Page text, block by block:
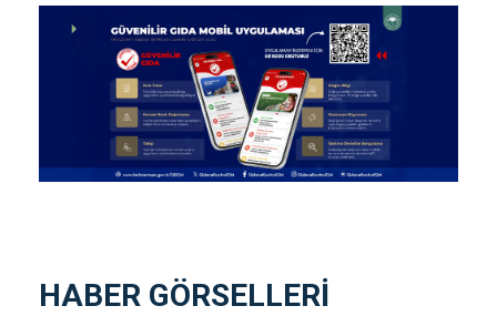
HABER GÖRSELLERİ